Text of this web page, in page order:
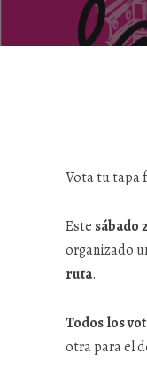
Vota tu tapa
Este sábado
organizado
ruta.
Todos los
otra para el